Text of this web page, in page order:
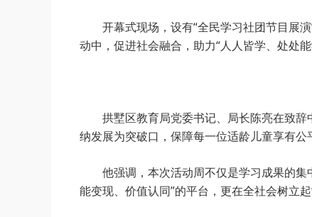
开幕式现场，设有“全民学习社团节目展
动中，促进社会融合，助力“人人皆学、处处
拱墅区教育局党委书记、局长陈亮在致
纳发展为突破口，保障每一位适龄儿童享有公
他强调，本次活动周不仅是学习成果的
能变现、价值认同”的平台，更在全社会树立